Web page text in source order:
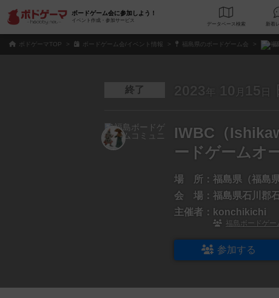
ボードゲーム会に参加しよう！
イベント作成・参加サービス
データベース 検索
ボドゲーマTOP ボードゲーム会/イベント情報 福島県のボードゲーム会
終了 2023 年 10 月 15 日
IWBC（
ードゲームオ
場 所： 福島県（福島
会 場： 福島県石川郡
主催者： konchikichi
福島ボードゲー
参加する